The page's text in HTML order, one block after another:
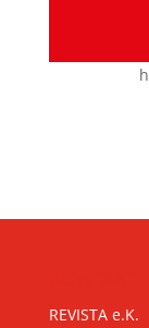
REVISTA e.K.